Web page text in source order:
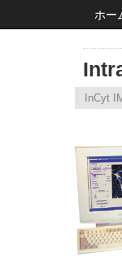
ホー
InCyt